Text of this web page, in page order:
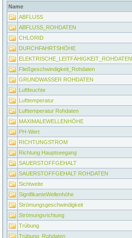
Name
ABFLUSS
ABFLUSS_ROHDATEN
CHLORID
DURCHFAHRTSHÖHE
ELEKTRISCHE_LEITFÄHIGKEIT_ROHDATEN
Fließgeschwindigkeit_Rohdaten
GRUNDWASSER ROHDATEN
Luftfeuchte
Lufttemperatur
Lufttemperatur Rohdaten
MAXIMALEWELLENHÖHE
PH-Wert
RICHTUNGSTROM
Richtung Hauptseegang
SAUERSTOFFGEHALT
SAUERSTOFFGEHALT ROHDATEN
Sichtweite
SignifikanteWellenhöhe
Strömungsgeschwindigkeit
Strömungsrichtung
Trübung
Trübung_Rohdaten